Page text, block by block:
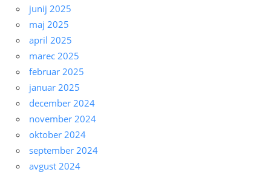
junij 2025
maj 2025
april 2025
marec 2025
februar 2025
januar 2025
december 2024
november 2024
oktober 2024
september 2024
avgust 2024